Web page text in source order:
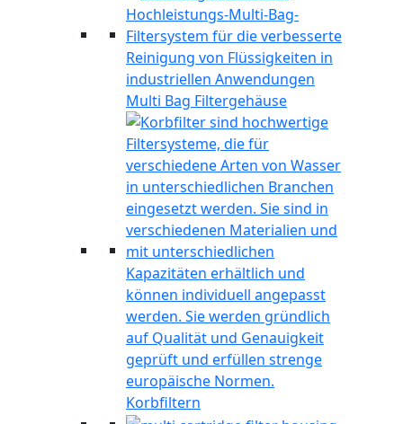
Multi Bag Filtergehäuse
Korbfiltern